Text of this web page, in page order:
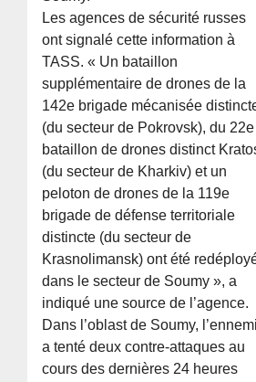
Les agences de sécurité russes
ont signalé cette information à
TASS. « Un bataillon
supplémentaire de drones de la
142e brigade mécanisée
(du secteur de Pokrovsk), du 22e
bataillon de drones distinct
(du secteur de Kharkiv) et un
peloton de drones de la 119e
brigade de défense territoriale
distincte (du secteur de
Krasnolimansk) ont été
dans le secteur de Soumy », a
indiqué une source de l’agence.
Dans l’oblast de Soumy, l’ennemi
a tenté deux contre-attaques au
cours des dernières 24 heures